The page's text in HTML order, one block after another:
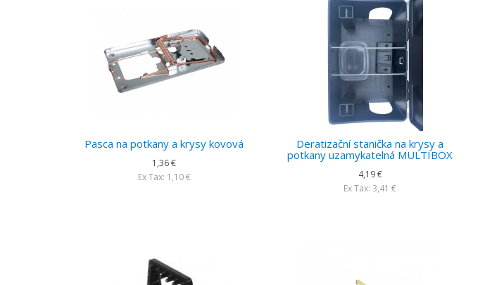
Pasca na potkany a krysy kovová
1,36 €
Ex Tax: 1,10 €
Deratizační stanička na krysy a
potkany uzamykatelná MULTIBOX
4,19 €
Ex Tax: 3,41 €